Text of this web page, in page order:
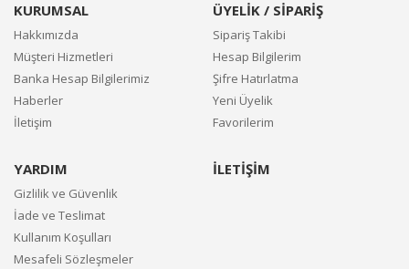
KURUMSAL
Hakkımızda
Müşteri Hizmetleri
Banka Hesap Bilgilerimiz
Haberler
İletişim
ÜYELİK / SİPARİŞ
Sipariş Takibi
Hesap Bilgilerim
Şifre Hatırlatma
Yeni Üyelik
Favorilerim
YARDIM
Gizlilik ve Güvenlik
İade ve Teslimat
Kullanım Koşulları
Mesafeli Sözleşmeler
İLETİŞİM